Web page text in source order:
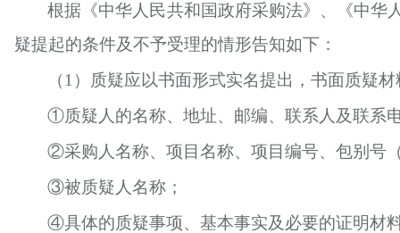
根据《中华人民共和国政府采购法》、《中华
疑提起的条件及不予受理的情形告知如下：
（1）质疑应以书面形式实名提出，书面质疑
①质疑人的名称、地址、邮编、联系人及联系
②采购人名称、项目名称、项目编号、包别号
③被质疑人名称；
④具体的质疑事项、基本事实及必要的证明材